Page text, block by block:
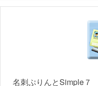
名刺ぷりんとSimple７